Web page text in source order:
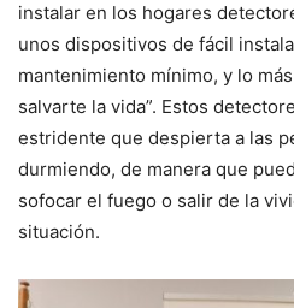
instalar en los hogares
unos dispositivos de fácil
mantenimiento mínimo, y lo
salvarte la vida”. Estos
estridente que despierta a las
durmiendo, de manera que
sofocar el fuego o salir de la
situación.